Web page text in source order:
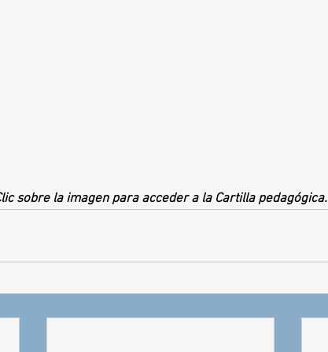
sobre la imagen para acceder a la Cartilla pedagógica.